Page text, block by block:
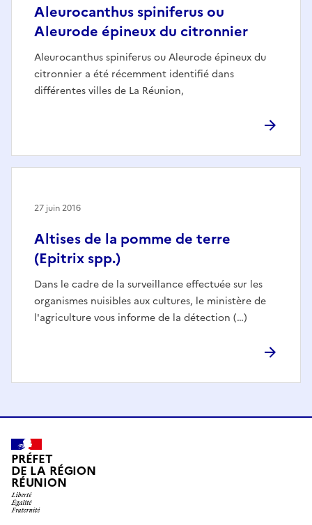
Aleurocanthus spiniferus ou
Aleurode épineux du citronnier
Aleurocanthus spiniferus ou Aleurode épineux du
citronnier a été récemment identifié dans
différentes villes de La Réunion,
Altises de la pomme de terre
(Epitrix spp.)
Dans le cadre de la surveillance effectuée sur les
organismes nuisibles aux cultures, le ministère de
l'agriculture vous informe de la détection (…)
27 juin 2016
PRÉFET
DE LA RÉGION
RÉUNION